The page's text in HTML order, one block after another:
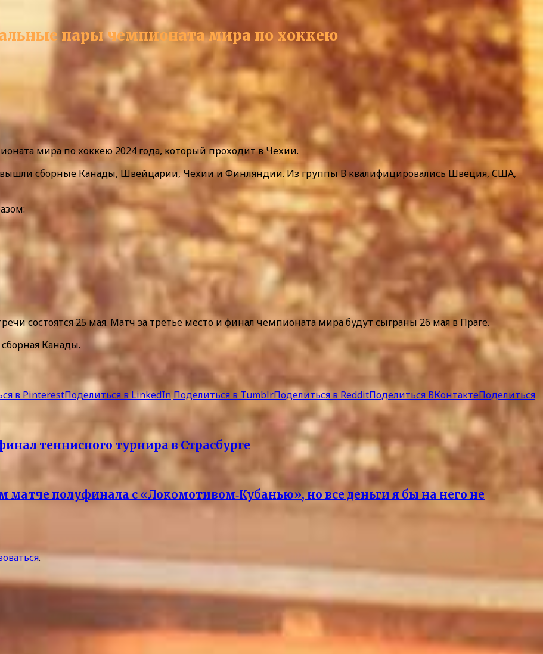
пары чемпионата мира по хоккею
мира по хоккею 2024 года, который проходит в Чехии.
вышли сборные Канады, Швейцарии, Чехии и Финляндии. Из группы В квалифицировались Швеция, США,
состоятся 25 мая. Матч за третье место и финал чемпионата мира будут сыграны 26 мая в Праге.
Канады.
в PinterestПоделиться в LinkedIn Поделиться в TumblrПоделиться в RedditПоделиться ВКонтактеПоделиться
теннисного турнира в Страсбурге
полуфинала с «Локомотивом‑Кубанью», но все деньги я бы на него не
.